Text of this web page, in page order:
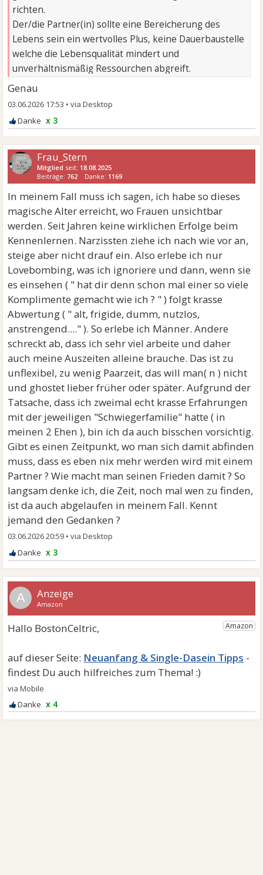
richten.
Der/die Partner(in) sollte eine Bereicherung des
Lebens sein ein wertvolles Plus, keine Dauerbaustelle
welche die Lebensqualität mindert und
unverhältnismäßig Ressourchen abgreift.
Genau
03.06.2026 17:53 •
x 3
Frau_Stern
Mitglied seit: 18.08.2025
Beiträge: 762 Danke: 1169
In meinem Fall muss ich sagen, ich habe so dieses
magische Alter erreicht, wo Frauen unsichtbar
werden. Seit Jahren keine wirklichen Erfolge beim
Kennenlernen. Narzissten ziehe ich nach wie vor an,
steige aber nicht drauf ein. Also erlebe ich nur
Lovebombing, was ich ignoriere und dann, wenn sie
es einsehen ( " hat dir denn schon mal einer so viele
Komplimente gemacht wie ich ? " ) folgt krasse
Abwertung ( " alt, frigide, dumm, nutzlos,
anstrengend...." ). So erlebe ich Männer. Andere
schreckt ab, dass ich sehr viel arbeite und daher
auch meine Auszeiten alleine brauche. Das ist zu
unflexibel, zu wenig Paarzeit, das will man( n ) nicht
und ghostet lieber früher oder später. Aufgrund der
Tatsache, dass ich zweimal echt krasse Erfahrungen
mit der jeweiligen "Schwiegerfamilie" hatte ( in
meinen 2 Ehen ), bin ich da auch bisschen vorsichtig.
Gibt es einen Zeitpunkt, wo man sich damit abfinden
muss, dass es eben nix mehr werden wird mit einem
Partner ? Wie macht man seinen Frieden damit ? So
langsam denke ich, die Zeit, noch mal wen zu finden,
ist da auch abgelaufen in meinem Fall. Kennt
jemand den Gedanken ?
03.06.2026 20:59 •
x 3
A
Neuanfang & Single-Dasein Tipps
x 4